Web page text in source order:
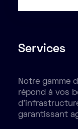
Services
Notre gamme
répond à vos
garantissant